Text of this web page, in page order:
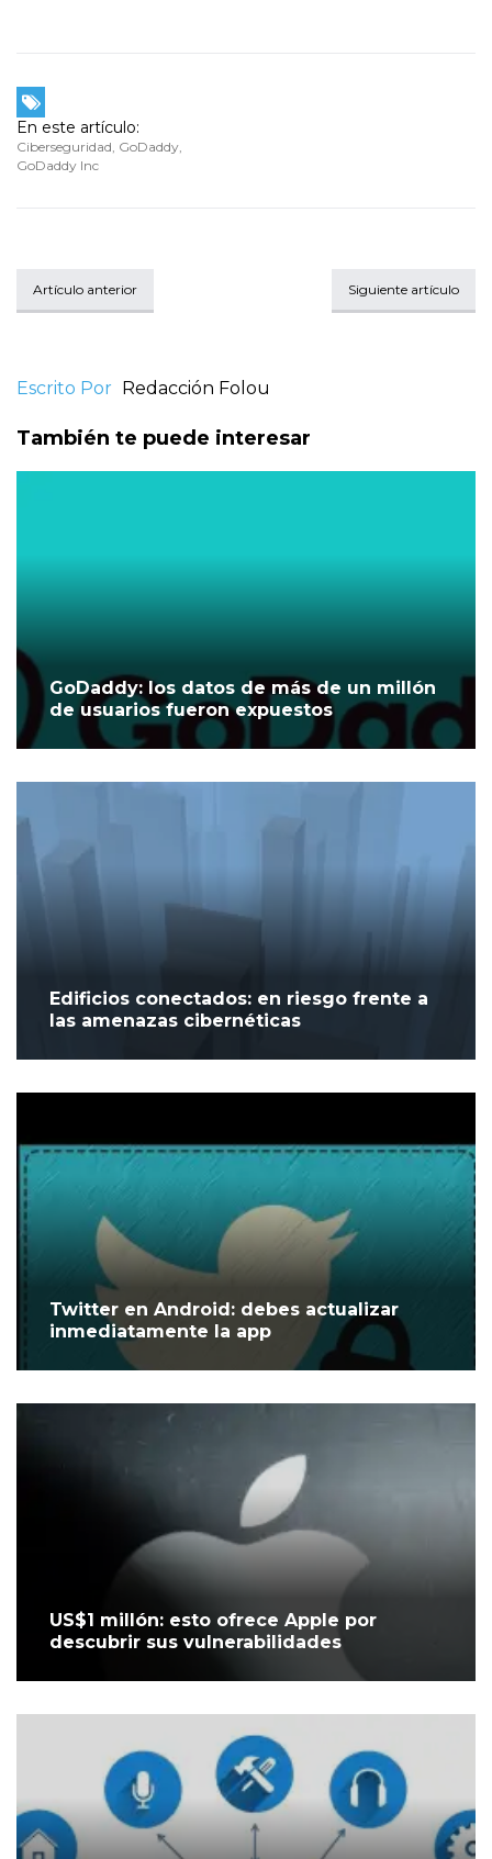
En este artículo:
Ciberseguridad, GoDaddy,
GoDaddy Inc
Artículo anterior Siguiente artículo
Escrito Por Redacción Folou
También te puede interesar
GoDaddy: los datos de más de un millón
de usuarios fueron expuestos
Edificios conectados: en riesgo frente a
las amenazas cibernéticas
Twitter en Android: debes actualizar
inmediatamente la app
US$1 millón: esto ofrece Apple por
descubrir sus vulnerabilidades